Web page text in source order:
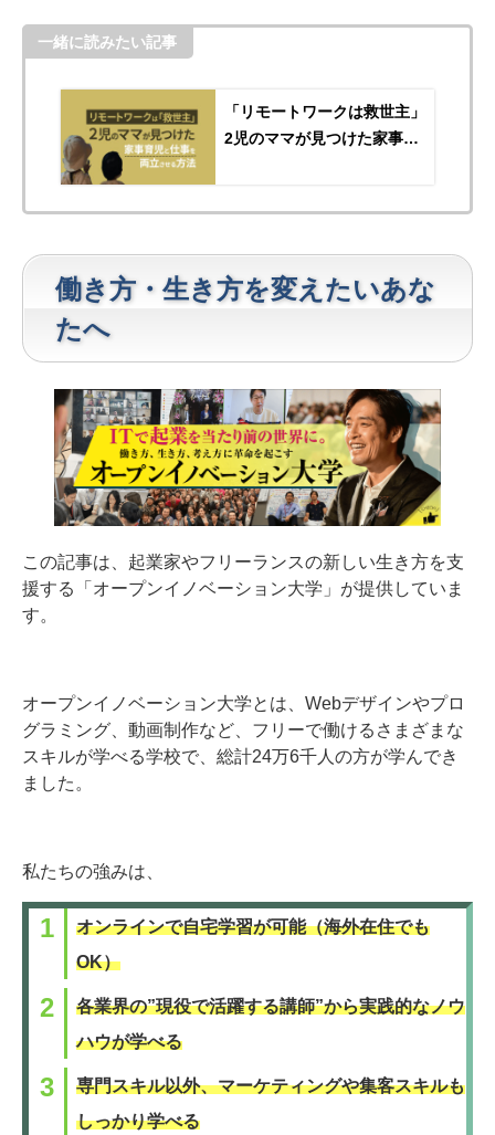
一緒に読みたい記事
「リモートワークは救世主」
2児のママが見つけた家事育
働き方・生き方を変えたいあな
たへ
この記事は、起業家やフリーランスの新しい生き方を支
援する「オープンイノベーション大学」が提供していま
す。
オープンイノベーション大学とは、Webデザインやプロ
グラミング、動画制作など、フリーで働けるさまざまな
スキルが学べる学校で、総計24万6千人の方が学んでき
ました。
私たちの強みは、
オンラインで自宅学習が可能（海外在住でも
OK）
各業界の”現役で活躍する講師”から実践的なノウ
ハウが学べる
専門スキル以外、マーケティングや集客スキルも
しっかり学べる